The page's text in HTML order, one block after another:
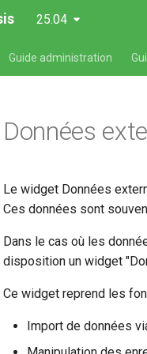
25.04
Guide administration
Données
Le widget Données
Ces données sont
Dans le cas où les
disposition un widget
Ce widget reprend les
Import de données